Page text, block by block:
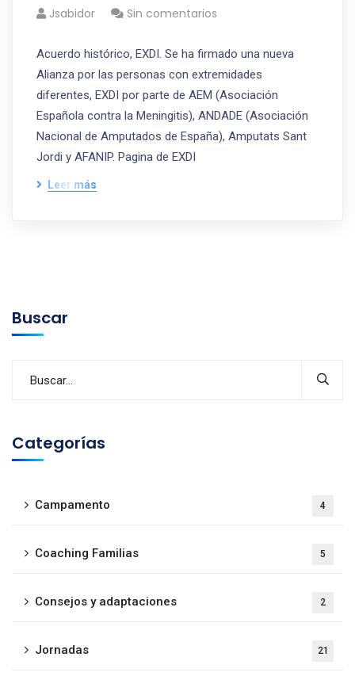
Jsabidor Sin comentarios
Acuerdo histórico, EXDI. Se ha firmado una nueva
Alianza por las personas con extremidades
diferentes, EXDI por parte de AEM (Asociación
Española contra la Meningitis), ANDADE (Asociación
Nacional de Amputados de España), Amputats Sant
Jordi y AFANIP. Pagina de EXDI
Leer más
Buscar
Categorías
Campamento 4
Coaching Familias 5
Consejos y adaptaciones 2
Jornadas 21